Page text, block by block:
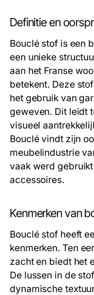
Definitie en
Bouclé stof is een
een unieke
aan het Franse
betekent. Deze
het gebruik van
geweven. Dit leidt
visueel
Bouclé vindt zijn
meubelindustrie
vaak werd
accessoires.
Kenmerken van
Bouclé stof heeft
kenmerken. Ten
zacht en biedt het
De lussen in de
dynamische